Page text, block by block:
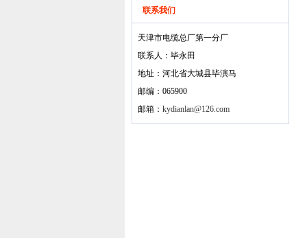
联系我们
天津市电缆总厂第一分厂
联系人：毕永田
地址：河北省大城县毕演马
邮编：065900
邮箱： kydianlan@126.com